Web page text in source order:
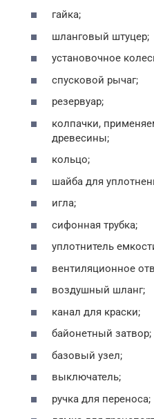
гайка;
шланговый штуцер;
установочное
спусковой рычаг;
резервуар;
колпачки,
древесины;
кольцо;
шайба для
игла;
сифонная трубка;
уплотнитель
вентиляционное
воздушный шланг;
канал для краски;
байонетный затвор;
базовый узел;
выключатель;
ручка для переноса;